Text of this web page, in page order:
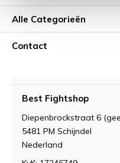
Alle Categorieën
Contact
Best Fightshop
Diepenbrockstraat 6
5481 PM Schijndel
Nederland